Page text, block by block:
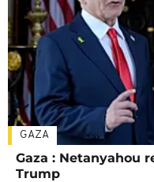
GAZA
Gaza : Netanyahou
Trump